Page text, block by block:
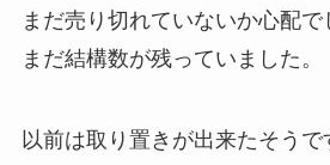
まだ売り切れていないか心配
まだ結構数が残っていました。
以前は取り置きが出来たそうで